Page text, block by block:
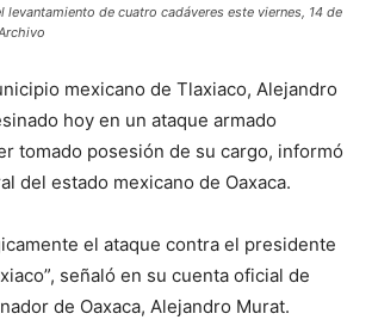
levantamiento de cuatro cadáveres este viernes, 14 de
mexicano de Tlaxiaco, Alejandro
hoy en un ataque armado
tomado posesión de su cargo, informó
del estado mexicano de Oaxaca.
el ataque contra el presidente
señaló en su cuenta oficial de
de Oaxaca, Alejandro Murat.